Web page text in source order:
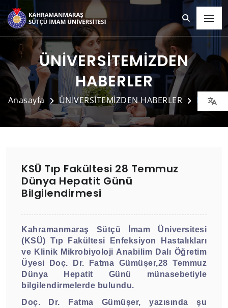
ÜNİVERSİTEMİZDEN
HABERLER
Anasayfa ÜNİVERSİTEMİZDEN HABERLER Detay
KSÜ Tıp Fakültesi 28 Temmuz
Dünya Hepatit Günü
Bilgilendirmesi
Kahramanmaraş Sütçü İmam Üniversitesi
(KSÜ) Tıp Fakültesi Enfeksiyon Hastalıkları
ve Klinik Mikrobiyoloji Anabilim Dalı Öğretim
Üyesi Doç. Dr. Fatma Gümüşer,28 Temmuz
Dünya Hepatit Günü münasebetiyle
bilgilendirmelerde bulundu.
Doç. Dr. Fatma Gümüşer, yazısında şu